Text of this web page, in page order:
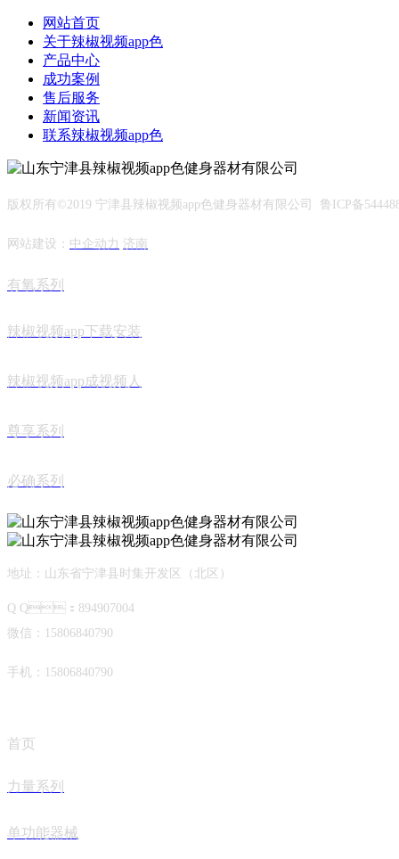
网站首页
关于辣椒视频app色
产品中心
成功案例
售后服务
新闻资讯
联系辣椒视频app色
版权所有©2019 宁津县辣椒视频app色健身器材有限公司 鲁ICP备
网站建设： 中企动力 济南
有氧系列
辣椒视频app下载安装
辣椒视频app成视频人
尊享系列
必确系列
地址：山东省宁津县时集开发区（北区）
Q Q：894907004
微信：15806840790
手机：15806840790
首页
力量系列
单功能器械